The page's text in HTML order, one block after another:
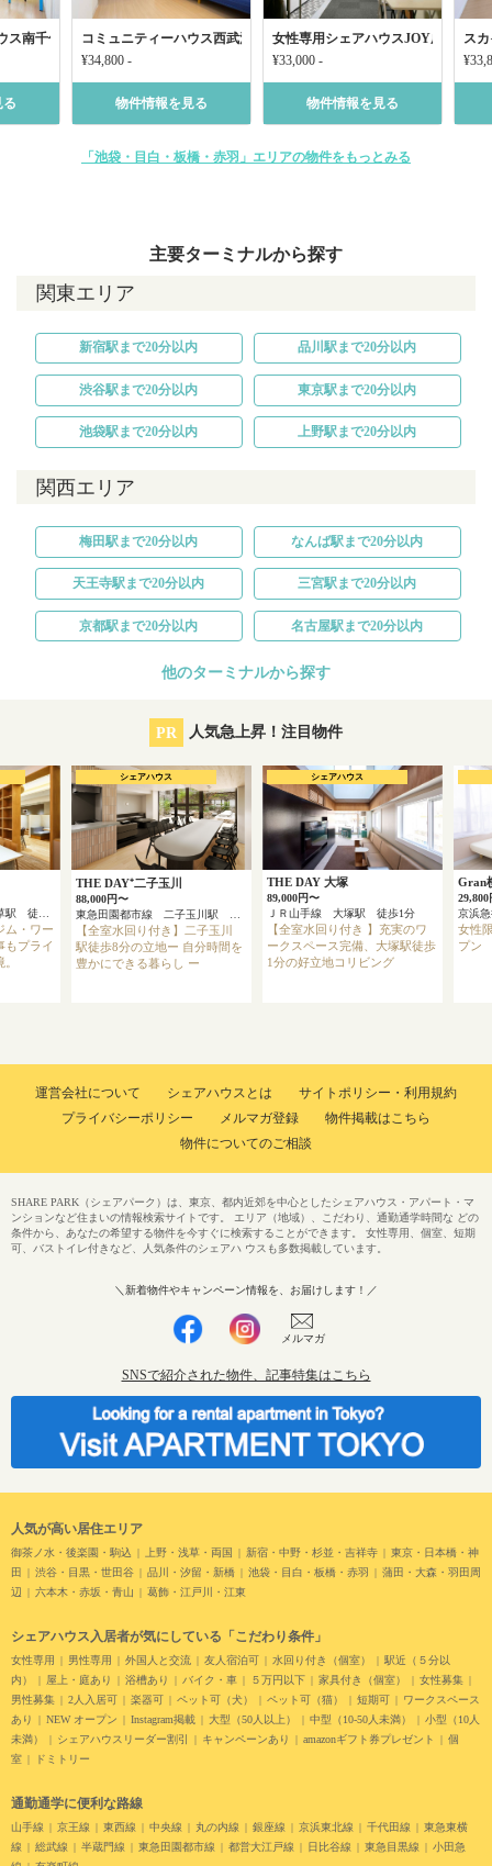
ス南千住
る
コミュニティーハウス西武池袋西東京ひばりが丘
¥34,800 -
物件情報を見る
女性専用シェアハウスJOY成増12
¥33,000 -
物件情報を見る
ス
「池袋・目白・板橋・赤羽」エリアの物件をもっとみる
主要ターミナルから探す
関東エリア
新宿駅まで20分以内 品川駅まで20分以内
渋谷駅まで20分以内 東京駅まで20分以内
池袋駅まで20分以内 上野駅まで20分以内
関西エリア
梅田駅まで20分以内 なんば駅まで20分以内
天王寺駅まで20分以内 三宮駅まで20分以内
京都駅まで20分以内 名古屋駅まで20分以内
他のターミナルから探す
PR 人気急上昇！注目物件
東京メトロ銀座線 浅草駅 徒歩4分
ム・ワー
もプライ
THE DAY⁺二子玉川
88,000円〜
東急田園都市線 二子玉川駅 徒歩8分
【全室水回り付き】二子玉川
駅徒歩8分の立地ー 自分時間を
豊かにできる暮らし ー
シェアハウス
THE DAY 大塚
89,000円〜
ＪＲ山手線 大塚駅 徒歩1分
【全室水回り付き 】充実のワ
ークスペース完備、大塚駅徒歩
1分の好立地コリビング
シェアハウス
Gran
29,800
女性
プン
運営会社について シェアハウスとは
サイトポリシー・利用規約
プライバシーポリシー
メルマガ登録
物件掲載はこちら
物件についてのご相談
人気が高い居住エリア
御茶ノ水・後楽園・駒込 上野・浅草・両国 新宿・中野・杉並・吉祥寺
東京・日本橋・神
田
渋谷・目黒・世田谷 品川・汐留・新橋 池袋・目白・板橋・赤羽
蒲田・大森・羽田周
辺
六本木・赤坂・青山 葛飾・江戸川・江東
シェアハウス入居者が気にしている「こだわり条件」
女性専用 男性専用 外国人と交流 友人宿泊可 水回り付き（個室）
駅近（５分以
内）
屋上・庭あり 浴槽あり バイク・車 ５万円以下 家具付き（個室）
女性募集
男性募集
2人入居可 楽器可 ペット可（犬） ペット可（猫） 短期可
ワークスペース
あり
NEW オープン Instagram掲載 大型（50人以上） 中型（10-50人未満）
小型（10人
未満）
シェアハウスリーダー割引 キャンペーンあり amazonギフト券プレゼント
個
室
ドミトリー
通勤通学に便利な路線
山手線 京王線 東西線 中央線 丸の内線 銀座線 京浜東北線 千代田線
東急東横
線
総武線 半蔵門線 東急田園都市線 都営大江戸線 日比谷線 東急目黒線
小田急
SHARE PARK（シェアパーク）は、東京、都内近郊を中心としたシェアハウス・アパート・マ
ンションなど住まいの情報検索サイトです。 エリア（地域）、こだわり、通勤通学時間な どの
条件から、あなたの希望する物件を今すぐに検索することができます。 女性専用、個室、短期
可、バストイレ付きなど、人気条件のシェアハ ウスも多数掲載しています。
＼新着物件やキャンペーン情報を、お届けします！／
メルマガ
SNSで紹介された物件、記事特集はこちら